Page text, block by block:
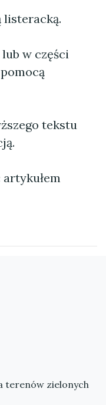
listeracką.
w części
tekstu
terenów zielonych